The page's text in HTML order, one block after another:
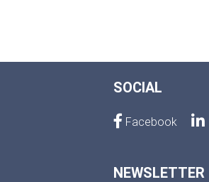
SOCIAL
Facebook
NEWSLETTER